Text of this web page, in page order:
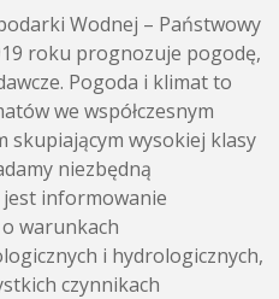
Wodnej – Państwowy
roku prognozuje pogodę,
Pogoda i klimat to
we współczesnym
skupiającym wysokiej klasy
niezbędną
informowanie
warunkach
i hydrologicznych,
czynnikach